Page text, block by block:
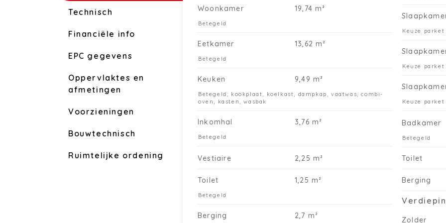
Technisch
Financiële info
EPC gegevens
Oppervlaktes en
afmetingen
Voorzieningen
Bouwtechnisch
Ruimtelijke ordening
Woonkamer 19,74 m²
Betegeld
Eetkamer 13,62 m²
Betegeld
Keuken 9,49 m²
Betegeld; kookplaat, koelkast, dampkap, vaatwas, combi-
oven, kasten, wasbak
Inkomhal 3,76 m²
Betegeld
Vestiaire 2,25 m²
Toilet 1,25 m²
Betegeld
Berging 2,7 m²
Keuze
Keuze
Keuze
Badkamer
Betegeld
Toilet
Berging
Zolder